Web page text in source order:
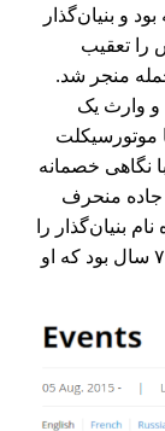
و بنیان‌گذار
را تعقیب
منجر شد.
وارث یک
موتورسیکلت
نگاهی خصمانه
منحرف
بنیان‌گذار را
صدا زد که آن هم عجیب تجربه شد زیرا تقریباً ۷ سال بود که او